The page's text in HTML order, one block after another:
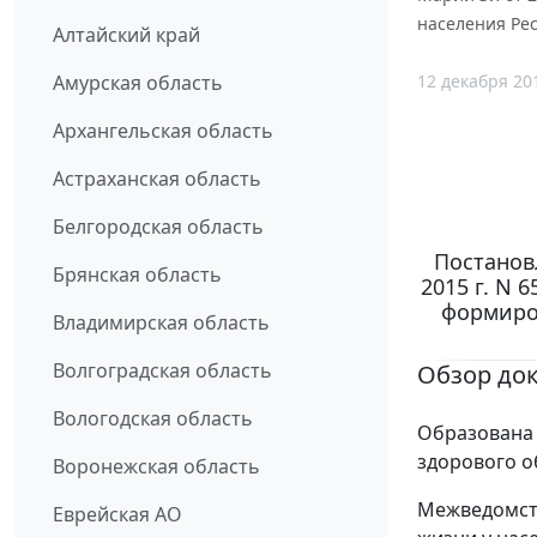
Алтайский край
Амурская область
Архангельская область
Астраханская область
Белгородская область
Брянская область
Владимирская область
Волгоградская область
Вологодская область
Воронежская область
Еврейская АО
населения
12 декабря
2015 г. N
Обзор
здорового